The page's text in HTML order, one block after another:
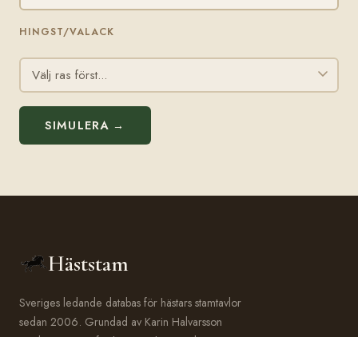
HINGST/VALACK
SIMULERA →
Häststam
Sveriges ledande databas för hästars stamtavlor
sedan 2006. Grundad av Karin Halvarsson